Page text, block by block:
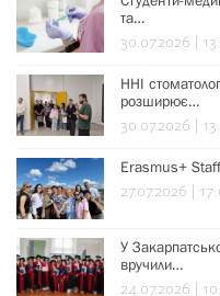
та…
30.07.2026 |
ННІ
розширює…
30.07.2026 |
Erasmus+
27.07.2026 |
У
вручили…
24.07.2026 |